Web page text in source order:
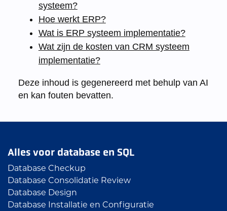
systeem?
Hoe werkt ERP?
Wat is ERP systeem implementatie?
Wat zijn de kosten van CRM systeem
implementatie?
Deze inhoud is gegenereerd met behulp van AI
en kan fouten bevatten.
Alles voor database en SQL
Database Checkup
Database Consolidatie Review
Database Design
Database Installatie en Configuratie